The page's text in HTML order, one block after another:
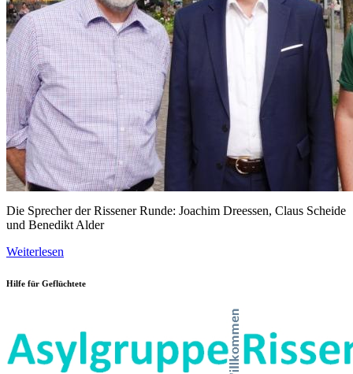
Die Sprecher der Rissener Runde: Joachim Dreessen, Claus Scheide
und Benedikt Alder
Weiterlesen
Hilfe für Geflüchtete